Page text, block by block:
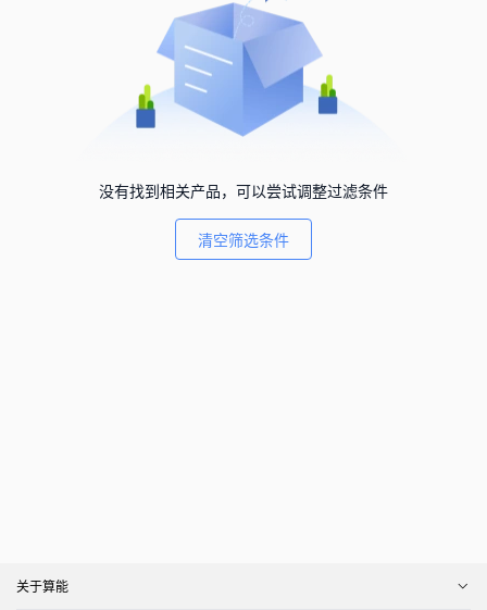
没有找到相关产品，可以尝试调整过滤条件
清空筛选条件
关于算能